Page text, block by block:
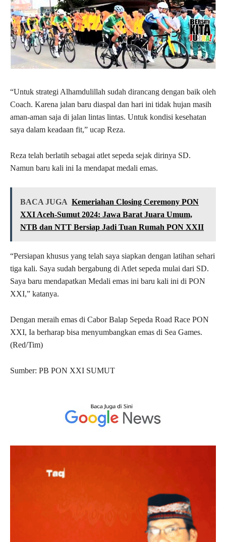
“Untuk strategi Alhamdulillah sudah dirancang dengan baik oleh
Coach. Karena jalan baru diaspal dan hari ini tidak hujan masih
aman-aman saja di jalan lintas lintas. Untuk kondisi kesehatan
saya dalam keadaan fit,” ucap Reza.
Reza telah berlatih sebagai atlet sepeda sejak dirinya SD.
Namun baru kali ini Ia mendapat medali emas.
BACA JUGA Kemeriahan Closing Ceremony PON
XXI Aceh-Sumut 2024: Jawa Barat Juara Umum,
NTB dan NTT Bersiap Jadi Tuan Rumah PON XXII
“Persiapan khusus yang telah saya siapkan dengan latihan sehari
tiga kali. Saya sudah bergabung di Atlet sepeda mulai dari SD.
Saya baru mendapatkan Medali emas ini baru kali ini di PON
XXI,” katanya.
Dengan meraih emas di Cabor Balap Sepeda Road Race PON
XXI, Ia berharap bisa menyumbangkan emas di Sea Games.
(Red/Tim)
Sumber: PB PON XXI SUMUT